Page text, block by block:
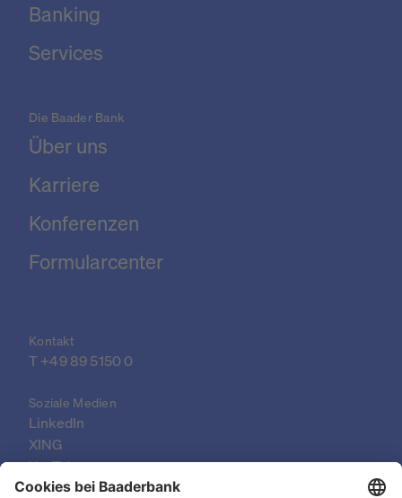
Banking
Services
Die Baader Bank
Über uns
Karriere
Konferenzen
Formularcenter
Kontakt
T +49 89 5150 0
Soziale Medien
LinkedIn
XING
YouTube